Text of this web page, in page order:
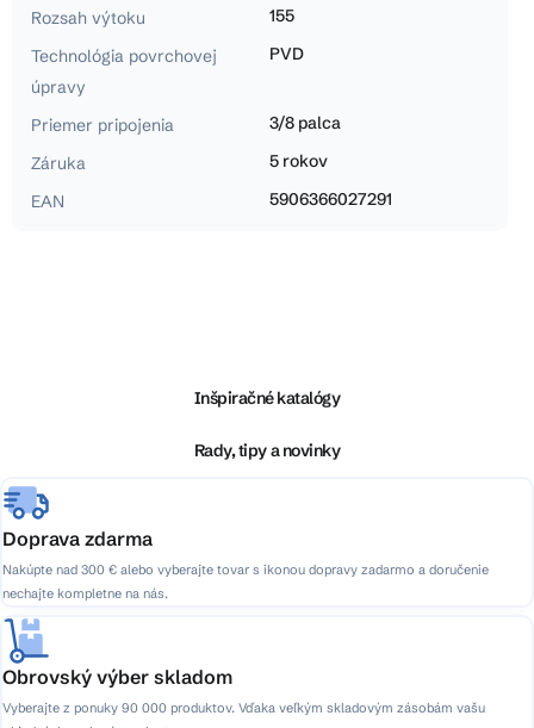
Rozsah výtoku
155
Technológia povrchovej
úpravy
PVD
Priemer pripojenia
3/8 palca
Záruka
5 rokov
EAN
5906366027291
e
Inšpiračné katalógy
Rady, tipy a novinky
Doprava zdarma
Nakúpte nad 300 € alebo vyberajte tovar s ikonou dopravy zadarmo a doručenie
nechajte kompletne na nás.
Obrovský výber skladom
Vyberajte z ponuky 90 000 produktov. Vďaka veľkým skladovým zásobám vašu